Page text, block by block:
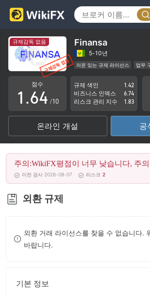
규제감독 없음 Finansa
5-10년
의문 있는 규제 라이선스
업무
잠재적 위험성이 높음
점수
0
1
2
3
4
5
6
7
8
9
.
2
3
4
5
6
7
8
9
0
1
2
3
4
5
6
7
8
9
/10
규제 색인
1.42
비즈니스 인덱스
6.74
리스크 관리 지수
1.83
온라인 개설 공
주의:WikiFX평점이 너무 낮습니다, 주
이전 검사 2026-08-07 리스크 2
외환 규제
외환 거래 라이선스를 찾을 수 없습니다.
바랍니다.
기본 정보